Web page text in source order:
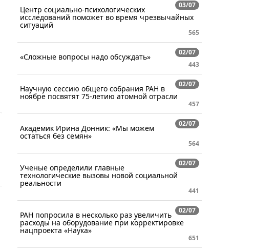
03/07
Центр социально-психологических
исследований поможет во время чрезвычайных
ситуаций
565
02/07
«Сложные вопросы надо обсуждать»
443
02/07
Научную сессию общего собрания РАН в
ноябре посвятят 75-летию атомной отрасли
457
02/07
Академик Ирина Донник: «Мы можем
остаться без семян»
564
02/07
Ученые определили главные
технологические вызовы новой социальной
реальности
441
02/07
РАН попросила в несколько раз увеличить
расходы на оборудование при корректировке
нацпроекта «Наука»
651